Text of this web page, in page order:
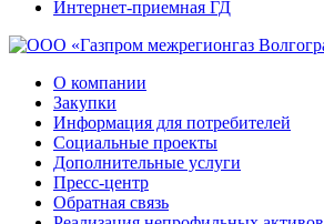
Интернет-приемная ГД
О компании
Закупки
Информация для потребителей
Социальные проекты
Дополнительные услуги
Пресс-центр
Обратная связь